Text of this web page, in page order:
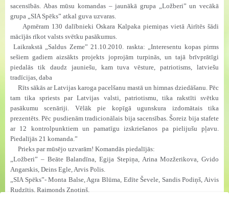
sacensībās. Abas mūsu komandas – jaunākā grupa „Ložberi” un vecākā
grupa „SIA Spēks” atkal guva uzvaras.
Apmēram 130 dalībnieki Oskara Kalpaka piemiņas vietā Airītēs šādi
mācījās rīkot valsts svētku pasākumus.
Laikrakstā „Saldus Zeme” 21.10.2010. raskta: „Interesentu kopas pirms
sešiem gadiem aizsākts projekts joprojām turpinās, un tajā brīvprātīgi
piedalās tik daudz jauniešu, kam tuva vēsture, patriotisms, latviešu
tradīcijas, daba
Rīts sākās ar Latvijas karoga pacelšanu mastā un himnas dziedāšanu. Pēc
tam tika spriests par Latvijas valsti, patriotismu, tika rakstīti svētku
pasākumu scenāriji. Vēlāk pie kopīgā ugunskura izdomātais tika
prezentēts. Pēc pusdienām tradicionālais bija sacensības. Šoreiz bija stafete
ar 12 kontrolpunktiem un pamatīgu izskriešanos pa pielijušu pļavu.
Piedalījās 21 komanda.”
Prieks par mūsējo uzvarām! Komandās piedalījās:
„Ložberi” – Beāte Balandīna, Egija Stepiņa, Arina Mozžerikova, Gvido
Angarskis, Deins Egle, Arvis Polis.
„SIA Spēks”- Monta Balse, Agra Blūma, Edīte Ševele, Sandis Podiņš, Aivis
Rudzītis, Raimonds Znotiņš.